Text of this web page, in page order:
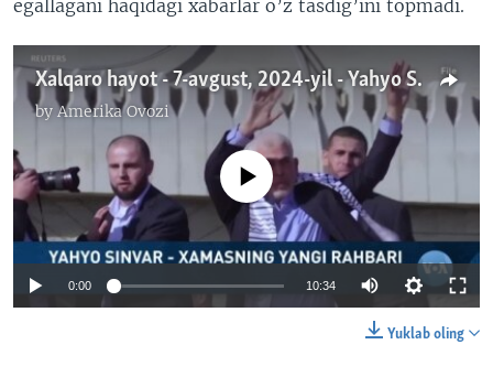
egallagani haqidagi xabarlar o’z tasdig’ini topmadi.
Xalqaro hayot - 7-avgust, 2024-yil - Yahyo Sinvar - XAMASning yangi muvaqqat rahbari
by Amerika Ovozi
No media source currently available
0:00 10:34
Yuklab oling